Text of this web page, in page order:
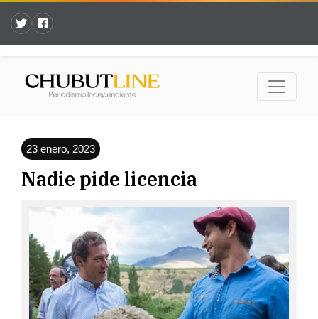
23 enero, 2023
Nadie pide licencia